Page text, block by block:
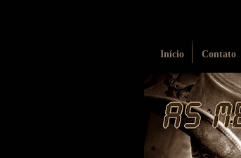
Início Contato